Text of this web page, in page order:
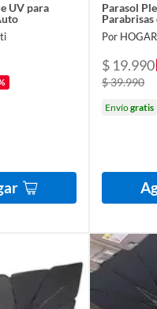
UV para
Parasol
Por
$ 19.990
$ 39.990
Envíogratis